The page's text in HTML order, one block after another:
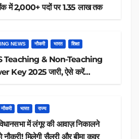
में 2,000+ पदों पर 1.35 लाख तक
NEWS नौकरी भारत शिक्षा
Teaching & Non-Teaching
Key 2025 जारी, ऐसे करें
नौकरी भारत राज्य
में लंगूर की आवाज़ निकालने
वालों को नौकरी! मिलेगी सैलरी और बीमा कवर